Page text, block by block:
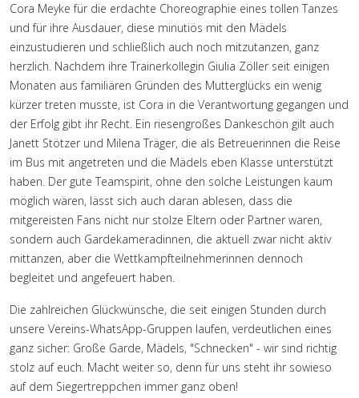
Cora Meyke für die erdachte Choreographie eines tollen Tanzes
und für ihre Ausdauer, diese minutiös mit den Mädels
einzustudieren und schließlich auch noch mitzutanzen, ganz
herzlich. Nachdem ihre Trainerkollegin Giulia Zöller seit einigen
Monaten aus familiären Gründen des Mutterglücks ein wenig
kürzer treten musste, ist Cora in die Verantwortung gegangen und
der Erfolg gibt ihr Recht. Ein riesengroßes Dankeschön gilt auch
Janett Stötzer und Milena Träger, die als Betreuerinnen die Reise
im Bus mit angetreten und die Mädels eben Klasse unterstützt
haben. Der gute Teamspirit, ohne den solche Leistungen kaum
möglich wären, lässt sich auch daran ablesen, dass die
mitgereisten Fans nicht nur stolze Eltern oder Partner waren,
sondern auch Gardekameradinnen, die aktuell zwar nicht aktiv
mittanzen, aber die Wettkampfteilnehmerinnen dennoch
begleitet und angefeuert haben.
Die zahlreichen Glückwünsche, die seit einigen Stunden durch
unsere Vereins-WhatsApp-Gruppen laufen, verdeutlichen eines
ganz sicher: Große Garde, Mädels, "Schnecken" - wir sind richtig
stolz auf euch. Macht weiter so, denn für uns steht ihr sowieso
auf dem Siegertreppchen immer ganz oben!